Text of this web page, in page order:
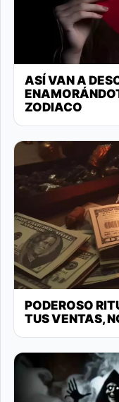
ASÍ VAN A
ZODIACO
PODEROSO
TUS VENTAS,